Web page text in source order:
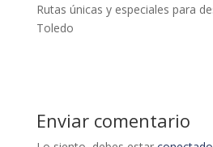
Rutas únicas y especiales para
Toledo
Enviar comentario